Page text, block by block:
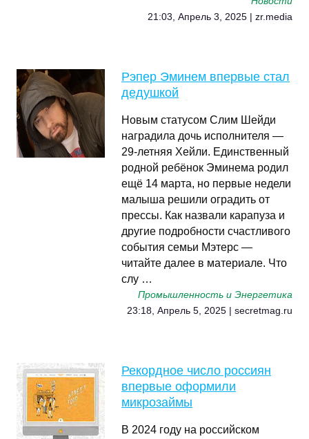
21:03, Апрель 3, 2025 | zr.media
Рэпер Эминем впервые стал
дедушкой
Новым статусом Слим Шейди
наградила дочь исполнителя —
29-летняя Хейли. Единственный
родной ребёнок Эминема родил
ещё 14 марта, но первые недели
малыша решили оградить от
прессы. Как назвали карапуза и
другие подробности счастливого
события семьи Мэтерс —
читайте далее в материале. Что
слу …
Промышленность и Энергетика
23:18, Апрель 5, 2025 | secretmag.ru
Рекордное число россиян
впервые оформили
микрозаймы
В 2024 году на российском